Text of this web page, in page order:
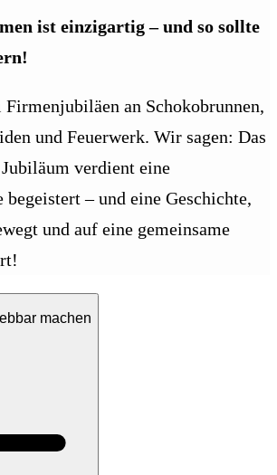
ist einzigartig – und so sollte
an Schokobrunnen,
und Feuerwerk. Wir sagen: Das
verdient eine
– und eine Geschichte,
und auf eine gemeinsame
machen